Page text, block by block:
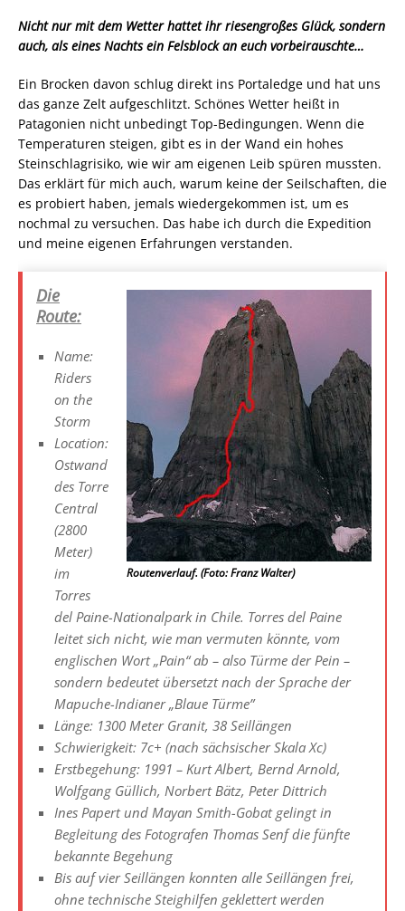
Nicht nur mit dem Wetter hattet ihr riesengroßes Glück, sondern
auch, als eines Nachts ein Felsblock an euch vorbeirauschte…
Ein Brocken davon schlug direkt ins Portaledge und hat uns
das ganze Zelt aufgeschlitzt. Schönes Wetter heißt in
Patagonien nicht unbedingt Top-Bedingungen. Wenn die
Temperaturen steigen, gibt es in der Wand ein hohes
Steinschlagrisiko, wie wir am eigenen Leib spüren mussten.
Das erklärt für mich auch, warum keine der Seilschaften, die
es probiert haben, jemals wiedergekommen ist, um es
nochmal zu versuchen. Das habe ich durch die Expedition
und meine eigenen Erfahrungen verstanden.
Routenverlauf. (Foto: Franz Walter)
Die
Route:
Name:
Riders
on the
Storm
Location:
Ostwand
des Torre
Central
(2800
Meter)
im
Torres
del Paine-Nationalpark in Chile. Torres del Paine
leitet sich nicht, wie man vermuten könnte, vom
englischen Wort „Pain“ ab – also Türme der Pein –
sondern bedeutet übersetzt nach der Sprache der
Mapuche-Indianer „Blaue Türme”
Länge: 1300 Meter Granit, 38 Seillängen
Schwierigkeit: 7c+ (nach sächsischer Skala Xc)
Erstbegehung: 1991 – Kurt Albert, Bernd Arnold,
Wolfgang Güllich, Norbert Bätz, Peter Dittrich
Ines Papert und Mayan Smith-Gobat gelingt in
Begleitung des Fotografen Thomas Senf die fünfte
bekannte Begehung
Bis auf vier Seillängen konnten alle Seillängen frei,
ohne technische Steighilfen geklettert werden